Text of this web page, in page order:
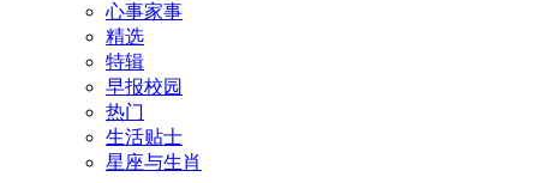
心事家事
精选
特辑
早报校园
热门
生活贴士
星座与生肖